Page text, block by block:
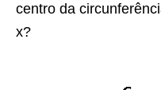
centro da
x?